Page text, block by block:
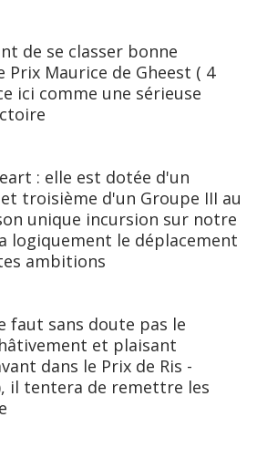
de se classer bonne
Prix Maurice de Gheest ( 4
ici comme une sérieuse
: elle est dotée d'un
troisième d'un Groupe III au
unique incursion sur notre
logiquement le déplacement
ambitions
faut sans doute pas le
et plaisant
dans le Prix de Ris -
il tentera de remettre les